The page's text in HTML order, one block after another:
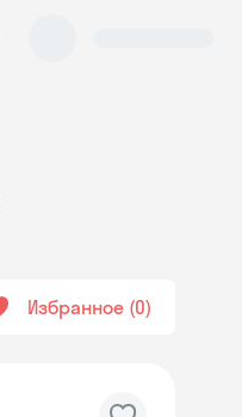
Избранное 0